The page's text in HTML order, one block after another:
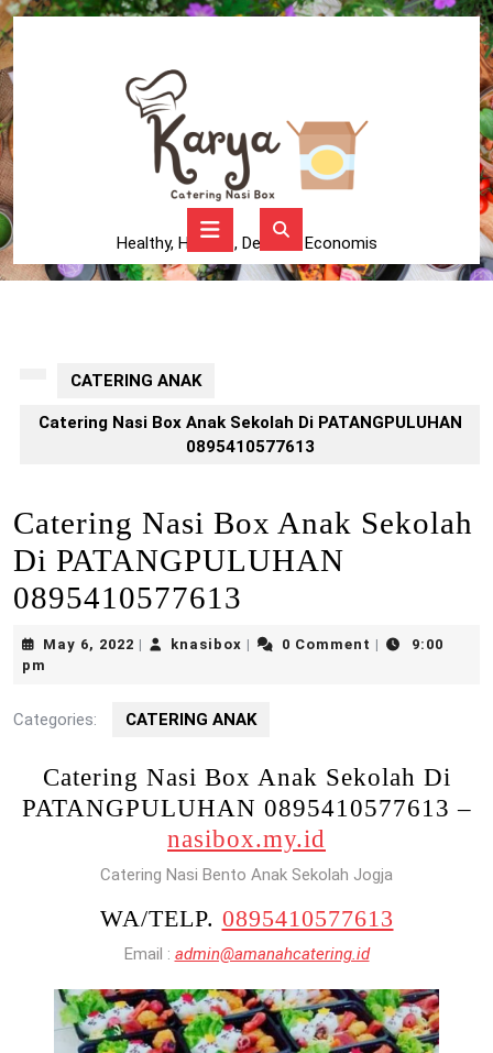
Skip
to
content
Healthy, Higienis, Delicius, Economis
Button
CATERING ANAK
Catering Nasi Box Anak Sekolah Di PATANGPULUHAN
0895410577613
Catering Nasi Box Anak Sekolah
Di PATANGPULUHAN
0895410577613
May 6, 2022 May
knasibox knasibox0 Comment
9:00
pm
Categories: CATERING ANAK
Catering Nasi Box Anak Sekolah Di
PATANGPULUHAN 0895410577613 –
nasibox.my.id
Catering Nasi Bento Anak Sekolah Jogja
WA/TELP. 0895410577613
Email : admin@amanahcatering.id